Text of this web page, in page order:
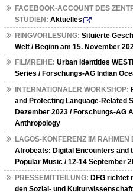
FACEBOOK-ACCOUNT DES
STUDIEN: Aktuelles
RINGVORLESUNG: Situierte
Welt / Beginn am 15. November
FILMREIHE: Urban Identities
Series / Forschungs-AG Indian
INTERNATIONALER WORKSHOP:
and Protecting Language-Related
Dezember 2023 / Forschungs-AG
Anthropology
LAGOS-KONFERENZ IM
Afrobeats: Digital Encounters and
Popular Music / 12-14 September
PRESSEMITTEILUNG: DFG richtet
den Sozial- und